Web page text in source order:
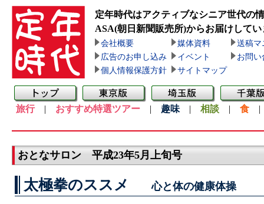
定年時代はアクティブなシニア世代の
ASA(朝日新聞販売所)からお届けしてい
会社概要 媒体資料
送稿マ
広告のお申し込み
イベント
お問い
個人情報保護方針
サイトマップ
旅行| おすすめ特選ツアー | 趣味 | 相談 | 食
おとなサロン 平成23年5月上旬号
太極拳のススメ 心と体の健康体操